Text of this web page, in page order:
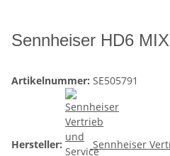
Sennheiser HD6 MIX
Artikelnummer: SE505791
Hersteller: Sennheiser